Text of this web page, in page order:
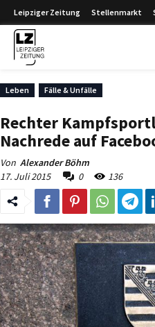
Leipziger Zeitung Stellenmarkt
Leben Fälle & Unfälle
Rechter
Nachrede auf
Von Alexander Böhm
17. Juli 2015
0 136